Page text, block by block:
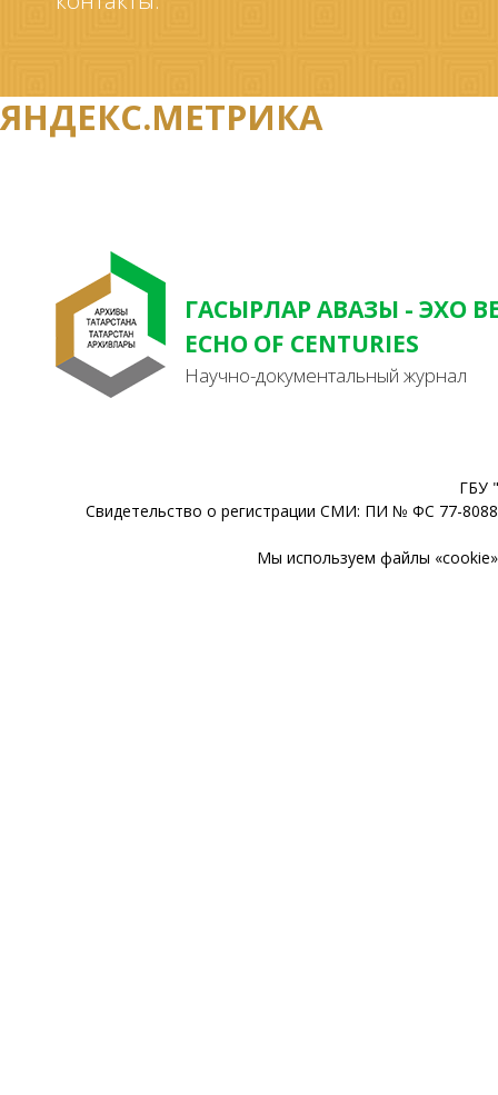
ЯНДЕКС.МЕТРИКА
ГАСЫРЛАР АВАЗЫ - ЭХО
ECHO OF CENTURIES
Научно-документальный журнал
ГБУ
Свидетельство о регистрации СМИ: ПИ № ФС 77-
Мы используем файлы «cookie»